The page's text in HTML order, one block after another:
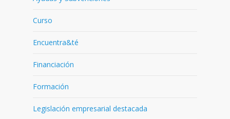
Curso
Encuentra&té
Financiación
Formación
Legislación empresarial destacada